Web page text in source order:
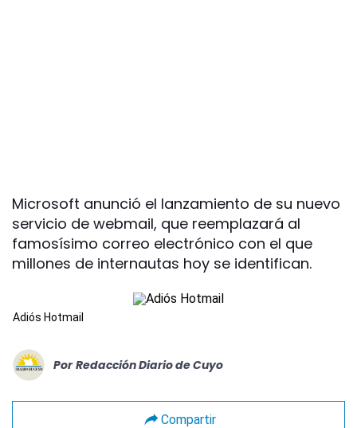
Microsoft anunció el lanzamiento de su nuevo
servicio de webmail, que reemplazará al
famosísimo correo electrónico con el que
millones de internautas hoy se identifican.
Adiós Hotmail
Por Redacción Diario de Cuyo
Compartir